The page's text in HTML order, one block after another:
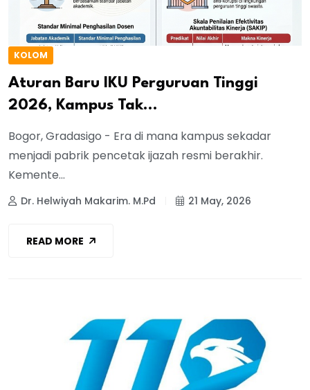
KOLOM
Aturan Baru IKU Perguruan Tinggi
2026, Kampus Tak...
Bogor, Gradasigo - Era di mana kampus sekadar
menjadi pabrik pencetak ijazah resmi berakhir.
Kemente...
Dr. Helwiyah Makarim. M.Pd 21 May, 2026
READ MORE